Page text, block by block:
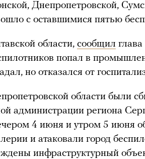
Днепропетровской,
с оставшимися пятью
области, сообщил
попал в
но отказался от
области были
администрации региона
4 июня и утром 5 июня
и атаковали город
инфраструктурный